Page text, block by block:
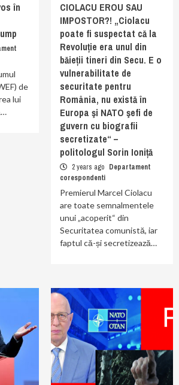
în
de
lui
CIOLACU EROU SAU
IMPOSTOR?! „Ciolacu
poate fi suspectat că la
Revoluție era unul din
băieții tineri din Secu. E o
vulnerabilitate de
securitate pentru
România, nu există în
Europa şi NATO şefi de
guvern cu biografii
secretizate“ –
politologul Sorin Ioniță
2 years ago Departament
corespondenti
Premierul Marcel Ciolacu
are toate semnalmentele
unui „acoperit“ din
Securitatea comunistă, iar
faptul că-și secretizează…